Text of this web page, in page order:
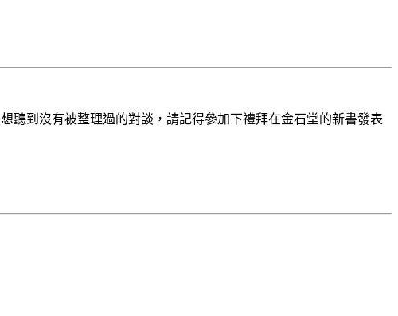
想聽到沒有被整理過的對談，請記得參加下禮拜在金石堂的新書發表